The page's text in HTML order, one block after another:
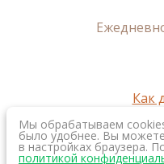
Как
Мы обрабатываем
было удобнее. Вы
в настройках браузера.
политикой